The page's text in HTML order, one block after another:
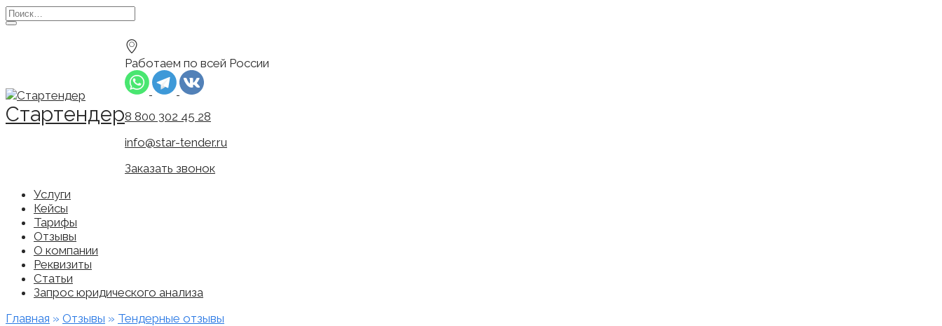
Перейти
к
Search
for:
Стартендер
Работаем по всей России
8 800 302 45 28
info@star-tender.ru
Заказать звонок
Услуги
Кейсы
Тарифы
Отзывы
О компании
Реквизиты
Статьи
Запрос юридического анализа
Главная » Отзывы » Тендерные отзывы